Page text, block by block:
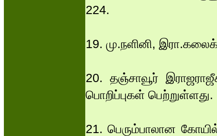
224.
19. மு.நளினி,
20. தஞ்சாவூர்
பொறிப்புகள் பெற்றுள்ளது.
21. பெரும்பாலான